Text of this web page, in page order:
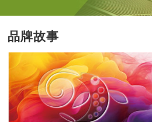
品牌故事